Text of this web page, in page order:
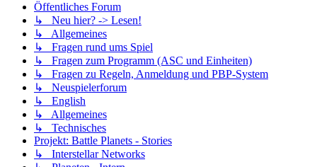
Öffentliches Forum
↳ Neu hier? -> Lesen!
↳ Allgemeines
↳ Fragen rund ums Spiel
↳ Fragen zum Programm (ASC und Einheiten)
↳ Fragen zu Regeln, Anmeldung und PBP-System
↳ Neuspielerforum
↳ English
↳ Allgemeines
↳ Technisches
Projekt: Battle Planets - Stories
↳ Interstellar Networks